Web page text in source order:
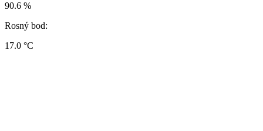
90.6 %
Rosný bod:
17.0 °C